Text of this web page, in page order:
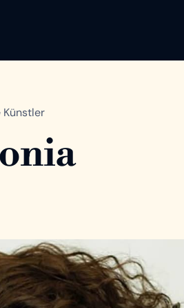
Künstler